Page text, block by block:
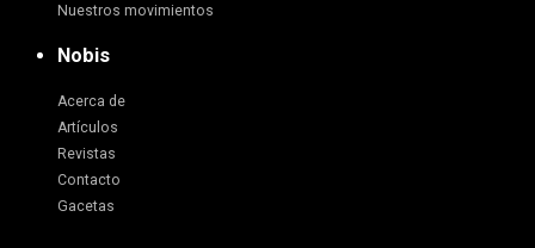
Nuestros movimientos
Nobis
Acerca de
Artículos
Revistas
Contacto
Gacetas